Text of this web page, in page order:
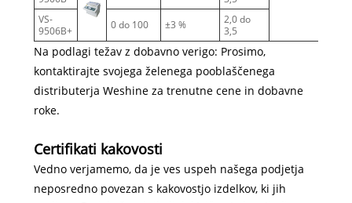
VS-
9506B+
0 do 100 ±3 %
2,0 do
3,5
Na podlagi težav z dobavno verigo: Prosimo,
kontaktirajte svojega želenega pooblaščenega
distributerja Weshine za trenutne cene in dobavne
roke.
Certifikati kakovosti
Vedno verjamemo, da je ves uspeh našega podjetja
neposredno povezan s kakovostjo izdelkov, ki jih